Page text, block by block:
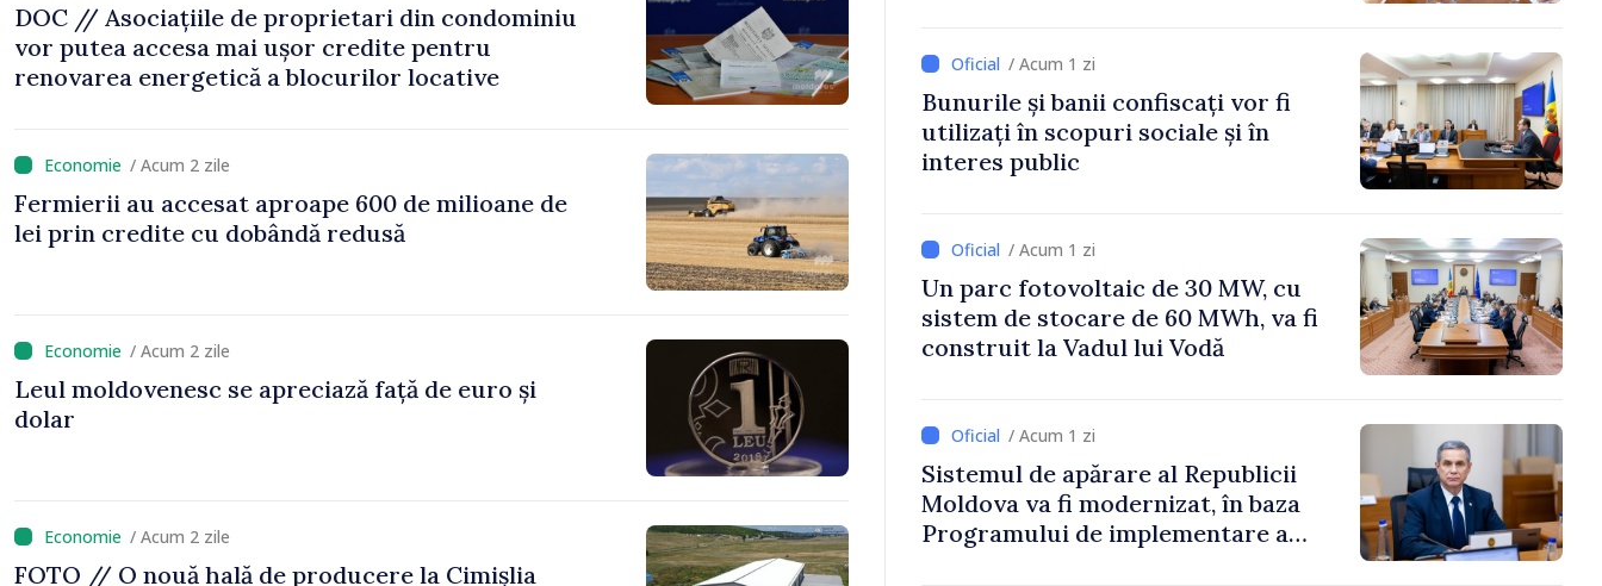
DOC // Asociațiile de proprietari din condominiu
vor putea accesa mai ușor credite pentru
renovarea energetică a blocurilor locative
/ Acum 2 zile
Fermierii au accesat aproape 600 de milioane de
lei prin credite cu dobândă redusă
/ Acum 2 zile
Leul moldovenesc se apreciază față de euro și
dolar
/ Acum 2 zile
FOTO // O nouă hală de producere la Cimișlia
/ Acum 1 zi
Bunurile și banii confiscați vor fi
utilizați în scopuri sociale și în
interes public
/ Acum 1 zi
Un parc fotovoltaic de 30 MW, cu
sistem de stocare de 60 MWh, va fi
construit la Vadul lui Vodă
/ Acum 1 zi
Sistemul de apărare al Republicii
Moldova va fi modernizat, în baza
Programului de implementare a